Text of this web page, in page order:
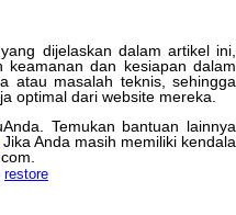
yang dijelaskan dalam artikel ini
keamanan dan kesiapan dalam
atau masalah teknis,
sehingga
optimal dari website mereka
Temukan bantuan lainnya
Jika Anda masih memiliki kendala
com
restore